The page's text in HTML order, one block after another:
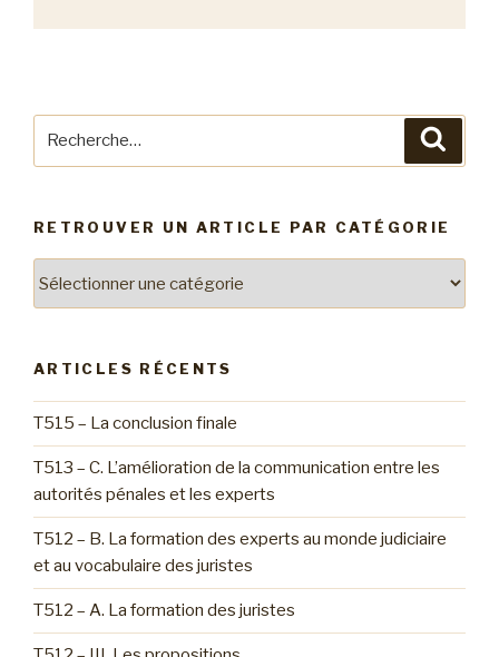
RETROUVER UN ARTICLE PAR CATÉGORIE
catégorie
ARTICLES RÉCENTS
T515 – La conclusion finale
T513 – C. L’amélioration de la communication entre les
autorités pénales et les experts
T512 – B. La formation des experts au monde judiciaire
et au vocabulaire des juristes
T512 – A. La formation des juristes